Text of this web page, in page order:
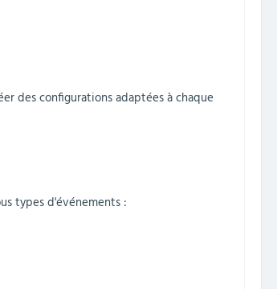
des configurations adaptées à chaque
types d'événements :